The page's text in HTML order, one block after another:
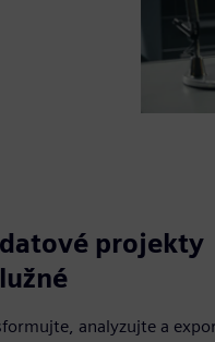
projekty
analyzujte a